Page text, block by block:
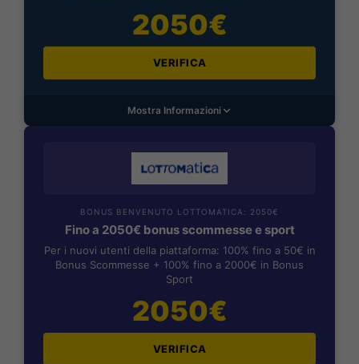
2050€
VERIFICA
Mostra Informazioni
BONUS BENVENUTO LOTTOMATICA: 2050€
Fino a 2050€ bonus scommesse e sport
Per i nuovi utenti della piattaforma: 100% fino a 50€ in
Bonus Scommesse + 100% fino a 2000€ in Bonus
Sport
2050€
VERIFICA